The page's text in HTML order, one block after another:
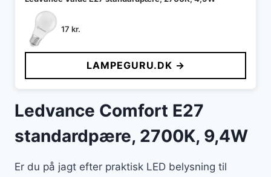
17 kr.
LAMPEGURU.DK →
Ledvance Comfort E27
standardpære, 2700K, 9,4W
Er du på jagt efter praktisk LED belysning til